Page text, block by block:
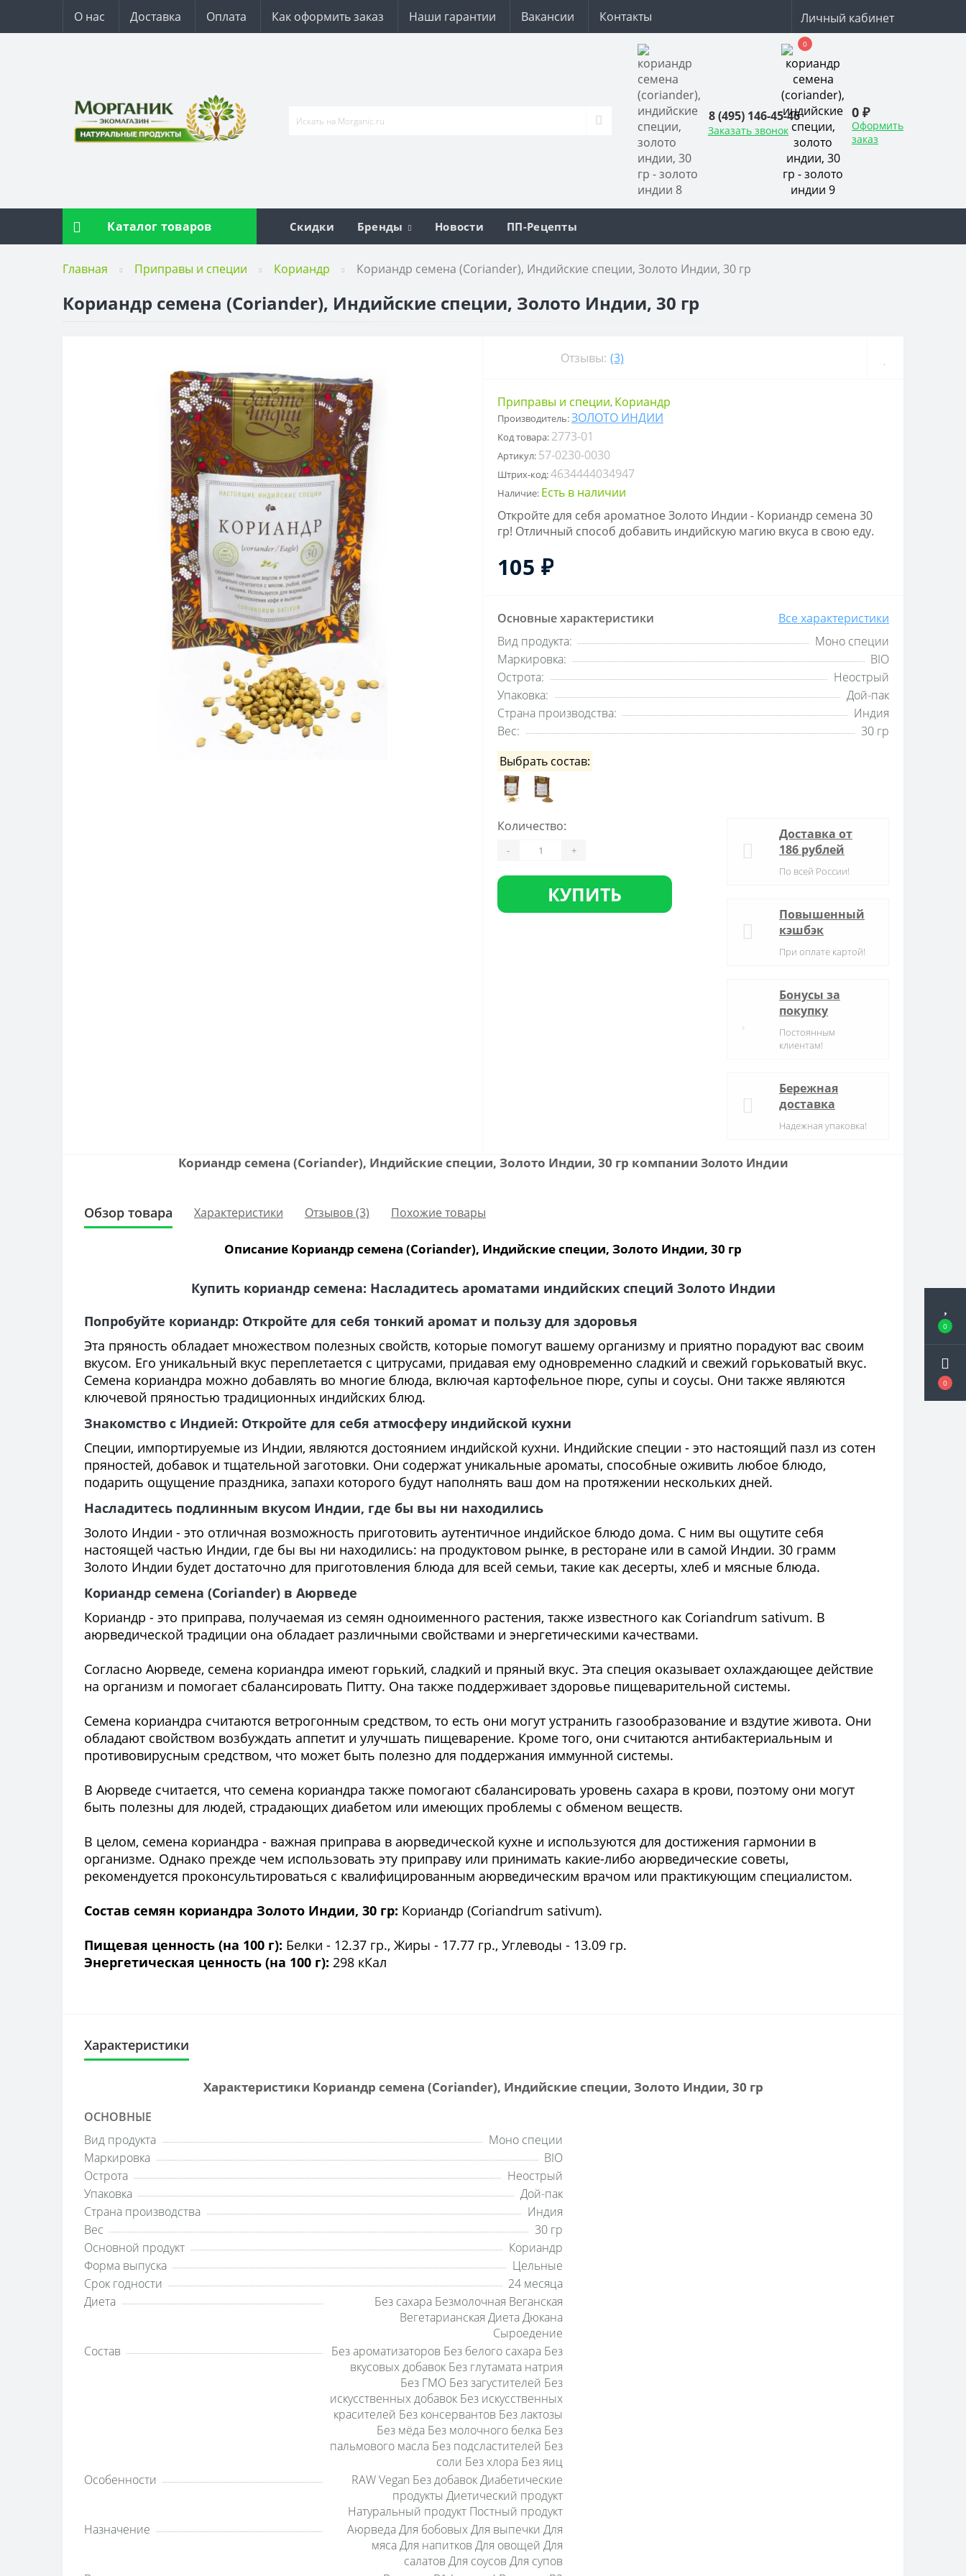
0
0
О нас Доставка Оплата Как оформить заказ Наши гарантии Вакансии Контакты Личный кабинет
8 (495) 146-45-46
Заказать звонок
0
0 ₽
Оформить
заказ
Каталог товаров Скидки Бренды Новости ПП-Рецепты
Главная Приправы и специи Кориандр Кориандр семена (Coriander), Индийские специи, Золото Индии, 30 гр
Кориандр семена (Coriander), Индийские специи, Золото Индии, 30 гр
Отзывы: (3)
Приправы и специи, Кориандр
Производитель:ЗОЛОТО ИНДИИ
Код товара: 2773-01
Артикул: 57-0230-0030
Штрих-код:4634444034947
Наличие: Есть в наличии
Откройте для себя ароматное Золото Индии - Кориандр семена 30
гр! Отличный способ добавить индийскую магию вкуса в свою еду.
105 ₽
Основные характеристики
Все характеристики
Вид продукта:
Моно специи
Маркировка:
BIO
Острота:
Неострый
Упаковка:
Дой-пак
Страна производства:
Индия
Вес:
30 гр
Выбрать состав:
Количество:
- +
КУПИТЬ
Доставка от
186 рублей
По всей России!
Повышенный
кэшбэк
При оплате картой!
Бонусы за
покупку
Постоянным
клиентам!
Бережная
доставка
Надежная упаковка!
Кориандр семена (Coriander), Индийские специи, Золото Индии, 30 гр компании Золото Индии
Обзор товара Характеристики Отзывов (3) Похожие товары
Описание Кориандр семена (Coriander), Индийские специи, Золото Индии, 30 гр
Купить кориандр семена: Насладитесь ароматами индийских специй Золото Индии
Попробуйте кориандр: Откройте для себя тонкий аромат и пользу для здоровья
Эта пряность обладает множеством полезных свойств, которые помогут вашему организму и приятно порадуют вас своим
вкусом. Его уникальный вкус переплетается с цитрусами, придавая ему одновременно сладкий и свежий горьковатый вкус.
Семена кориандра можно добавлять во многие блюда, включая картофельное пюре, супы и соусы. Они также являются
ключевой пряностью традиционных индийских блюд.
Знакомство с Индией: Откройте для себя атмосферу индийской кухни
Специи, импортируемые из Индии, являются достоянием индийской кухни. Индийские специи - это настоящий пазл из сотен
пряностей, добавок и тщательной заготовки. Они содержат уникальные ароматы, способные оживить любое блюдо,
подарить ощущение праздника, запахи которого будут наполнять ваш дом на протяжении нескольких дней.
Насладитесь подлинным вкусом Индии, где бы вы ни находились
Золото Индии - это отличная возможность приготовить аутентичное индийское блюдо дома. С ним вы ощутите себя
настоящей частью Индии, где бы вы ни находились: на продуктовом рынке, в ресторане или в самой Индии. 30 грамм
Золото Индии будет достаточно для приготовления блюда для всей семьи, такие как десерты, хлеб и мясные блюда.
Кориандр семена (Coriander) в Аюрведе
Кориандр - это приправа, получаемая из семян одноименного растения, также известного как Coriandrum sativum. В
аюрведической традиции она обладает различными свойствами и энергетическими качествами.
Согласно Аюрведе, семена кориандра имеют горький, сладкий и пряный вкус. Эта специя оказывает охлаждающее действие
на организм и помогает сбалансировать Питту. Она также поддерживает здоровье пищеварительной системы.
Семена кориандра считаются ветрогонным средством, то есть они могут устранить газообразование и вздутие живота. Они
обладают свойством возбуждать аппетит и улучшать пищеварение. Кроме того, они считаются антибактериальным и
противовирусным средством, что может быть полезно для поддержания иммунной системы.
В Аюрведе считается, что семена кориандра также помогают сбалансировать уровень сахара в крови, поэтому они могут
быть полезны для людей, страдающих диабетом или имеющих проблемы с обменом веществ.
В целом, семена кориандра - важная приправа в аюрведической кухне и используются для достижения гармонии в
организме. Однако прежде чем использовать эту приправу или принимать какие-либо аюрведические советы,
рекомендуется проконсультироваться с квалифицированным аюрведическим врачом или практикующим специалистом.
Состав семян кориандра Золото Индии, 30 гр: Кориандр (Coriandrum sativum).
Пищевая ценность (на 100 г): Белки - 12.37 гр., Жиры - 17.77 гр., Углеводы - 13.09 гр.
Энергетическая ценность (на 100 г): 298 кКал
Характеристики
Характеристики Кориандр семена (Coriander), Индийские специи, Золото Индии, 30 гр
ОСНОВНЫЕ
Вид продукта
Моно специи
Маркировка
BIO
Острота
Неострый
Упаковка
Дой-пак
Страна производства
Индия
Вес
30 гр
Основной продукт
Кориандр
Форма выпуска
Цельные
Срок годности
24 месяца
Диета
Без сахара Безмолочная Веганская
Вегетарианская Диета Дюкана
Сыроедение
Состав
Без ароматизаторов Без белого сахара Без
вкусовых добавок Без глутамата натрия
Без ГМО Без загустителей Без
искусственных добавок Без искусственных
красителей Без консервантов Без лактозы
Без мёда Без молочного белка Без
пальмового масла Без подсластителей Без
соли Без хлора Без яиц
Особенности
RAW Vegan Без добавок Диабетические
продукты Диетический продукт
Натуральный продукт Постный продукт
Назначение
Аюрведа Для бобовых Для выпечки Для
мяса Для напитков Для овощей Для
салатов Для соусов Для супов